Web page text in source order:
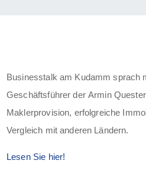
Businesstalk am Kudamm sprach
Geschäftsführer der Armin
Maklerprovision, erfolgreiche
Vergleich mit anderen Ländern.
Lesen Sie hier!